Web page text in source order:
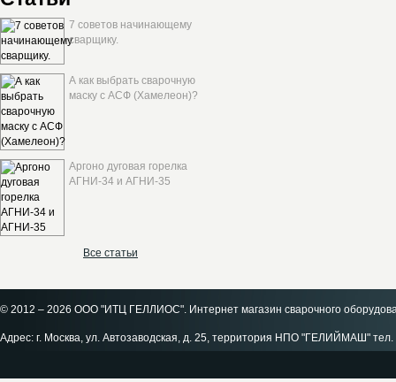
7 советов начинающему
сварщику.
А как выбрать сварочную
маску с АСФ (Хамелеон)?
Аргоно дуговая горелка
АГНИ-34 и АГНИ-35
Все статьи
© 2012 – 2026 ООО "ИТЦ ГЕЛЛИОС". Интернет магазин сварочного
Адрес: г. Москва, ул. Автозаводская, д. 25, территория НПО "ГЕЛИЙМАШ"